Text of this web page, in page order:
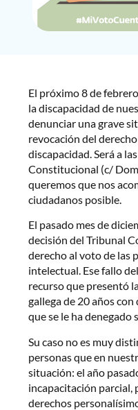
El próximo 8 de
la discapacidad de
denunciar una grave
revocación del
discapacidad. Será a
Constitucional (c/
queremos que nos
ciudadanos posible.
El pasado mes de
decisión del Tribunal
derecho al voto de las
intelectual. Ese fallo
recurso que presentó
gallega de 20 años
que se le ha denegado
Su caso no es muy
personas que en
situación: el año
incapacitación parcial,
derechos